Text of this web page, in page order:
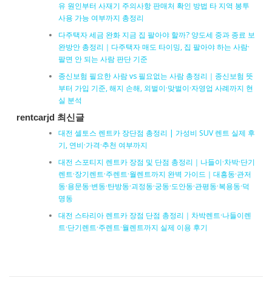
유 원인부터 사재기 주의사항 판매처 확인 방법 타 지역 봉투
사용 가능 여부까지 총정리
다주택자 세금 완화 지금 집 팔아야 할까? 양도세 중과 종료 보
완방안 총정리｜다주택자 매도 타이밍, 집 팔아야 하는 사람·
팔면 안 되는 사람 판단 기준
종신보험 필요한 사람 vs 필요없는 사람 총정리｜종신보험 뜻
부터 가입 기준, 해지 손해, 외벌이·맞벌이·자영업 사례까지 현
실 분석
rentcarjd 최신글
대전 셀토스 렌트카 장단점 총정리 | 가성비 SUV 렌트 실제 후
기, 연비·가격·추천 여부까지
대전 스포티지 렌트카 장점 및 단점 총정리｜나들이·차박·단기
렌트·장기렌트·주렌트·월렌트까지 완벽 가이드｜대흥동·관저
동·용문동·변동·탄방동·괴정동·궁동·도안동·관평동·복용동·덕
명동
대전 스타리아 렌트카 장점 단점 총정리｜차박렌트·나들이렌
트·단기렌트·주렌트·월렌트까지 실제 이용 후기